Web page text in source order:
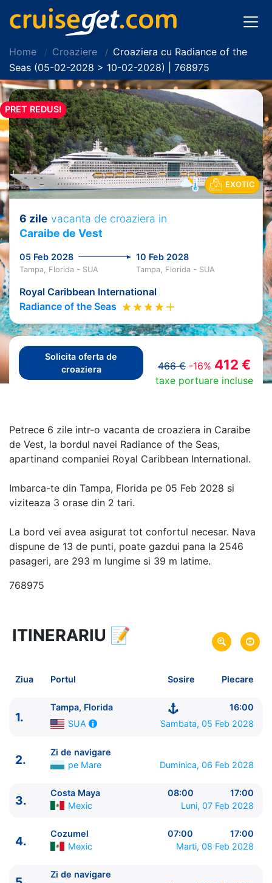
Home Croaziere
Croaziera cu Radiance of the
Seas (05-02-2028 > 10-02-2028) | 768975
PRET REDUS!
EXOTIC
6 zile vacanta de croaziera in
Caraibe de Vest
05 Feb 2028 10 Feb 2028
Tampa, Florida - SUA Tampa, Florida - SUA
Royal Caribbean International
Radiance of the Seas
Solicita oferta de
croaziera
466 € -16% 412 €
taxe portuare incluse
Petrece 6 zile intr-o vacanta de croaziera in Caraibe
de Vest, la bordul navei Radiance of the Seas,
apartinand companiei Royal Caribbean International.
Imbarca-te din Tampa, Florida pe 05 Feb 2028 si
viziteaza 3 orase din 2 tari.
La bord vei avea asigurat tot confortul necesar. Nava
dispune de 13 de punti, poate gazdui pana la 2546
pasageri, are 293 m lungime si 39 m latime.
768975
6 zile vacanta de croaziera in
link oferta
Plecare pe 05 Feb 2028 din Tampa, Florida, SUA
Royal Caribbean International
ITINERARIU 📝
Ziua Portul Sosire Plecare
1.
Tampa, Florida
16:00
SUA
Sambata, 05 Feb 2028
2.
Zi de navigare
pe Mare
Duminica, 06 Feb 2028
3.
Costa Maya 08:00
17:00
Mexic
Luni, 07 Feb 2028
4.
Cozumel 07:00
17:00
Mexic
Marti, 08 Feb 2028
Zi de navigare